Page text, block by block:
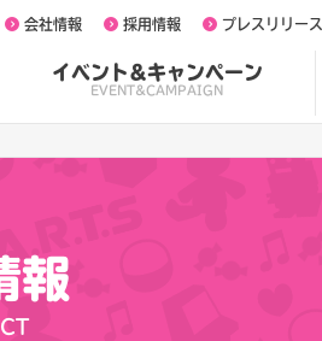
イベント&キャンペーン
EVENT&CAMPAIGN
会社情報 採用情報 プレスリリース
報